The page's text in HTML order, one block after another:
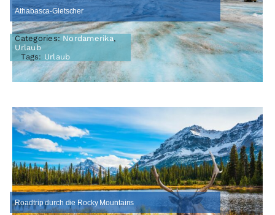
Athabasca-Gletscher
Categories: Nordamerika,
Urlaub
Tags: Urlaub
Roadtrip durch die Rocky Mountains